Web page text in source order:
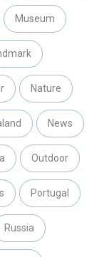
Museum
Nature
News
Outdoor
Portugal
Russia